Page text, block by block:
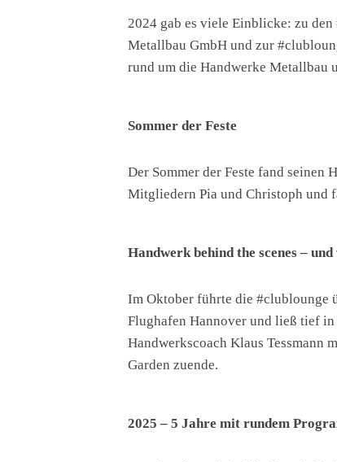
2024 gab es viele Einblicke: zu den
Metallbau GmbH und zur
rund um die Handwerke Metallbau
Sommer der Feste
Der Sommer der Feste fand
Mitgliedern Pia und Christoph und
Handwerk behind the scenes –
Im Oktober führte die #clublounge
Flughafen Hannover und ließ tief
Handwerkscoach Klaus Tessmann
Garden zuende.
2025 – 5 Jahre mit rundem